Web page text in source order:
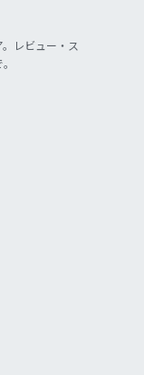
レビュー・ス